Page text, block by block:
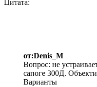
Цитата:
от:Denis_M
Вопрос: не
сапоге 300Д.
Варианты